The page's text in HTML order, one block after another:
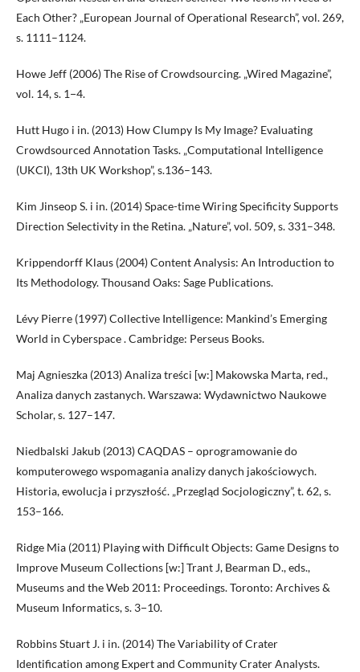
Each Other? „European Journal of Operational Research”, vol. 269,
s. 1111–1124.
Howe Jeff (2006) The Rise of Crowdsourcing. „Wired Magazine”,
vol. 14, s. 1−4.
Hutt Hugo i in. (2013) How Clumpy Is My Image? Evaluating
Crowdsourced Annotation Tasks. „Computational Intelligence
(UKCI), 13th UK Workshop”, s.136–143.
Kim Jinseop S. i in. (2014) Space-time Wiring Specificity Supports
Direction Selectivity in the Retina. „Nature”, vol. 509, s. 331–348.
Krippendorff Klaus (2004) Content Analysis: An Introduction to
Its Methodology. Thousand Oaks: Sage Publications.
Lévy Pierre (1997) Collective Intelligence: Mankind’s Emerging
World in Cyberspace . Cambridge: Perseus Books.
Maj Agnieszka (2013) Analiza treści [w:] Makowska Marta, red.,
Analiza danych zastanych. Warszawa: Wydawnictwo Naukowe
Scholar, s. 127–147.
Niedbalski Jakub (2013) CAQDAS – oprogramowanie do
komputerowego wspomagania analizy danych jakościowych.
Historia, ewolucja i przyszłość. „Przegląd Socjologiczny”, t. 62, s.
153–166.
Ridge Mia (2011) Playing with Difficult Objects: Game Designs to
Improve Museum Collections [w:] Trant J, Bearman D., eds.,
Museums and the Web 2011: Proceedings. Toronto: Archives &
Museum Informatics, s. 3−10.
Robbins Stuart J. i in. (2014) The Variability of Crater
Identification among Expert and Community Crater Analysts.